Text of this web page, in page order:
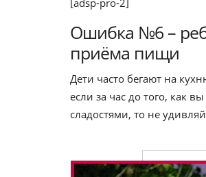
Ошибка №6 –
приёма пищи
Дети часто бегают на
если за час до того, как
сладостями, то не